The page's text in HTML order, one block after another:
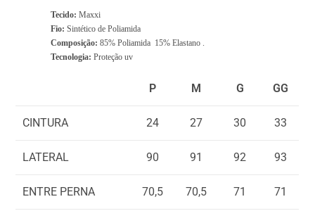
Tecido: Maxxi
Fio: Sintético de Poliamida
Composição: 85% Poliamida 15% Elastano .
Tecnologia:Proteção uv
P M G GG
CINTURA 24 27 30 33
LATERAL 90 91 92 93
ENTRE PERNA 70,5 70,5 71 71